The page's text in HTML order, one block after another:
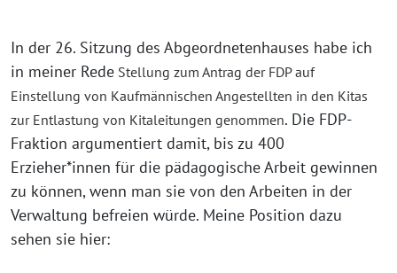
In der 26. Sitzung des Abgeordnetenhauses habe ich
in meiner Rede Stellung zum Antrag der FDP auf
Einstellung von Kaufmännischen Angestellten in den Kitas
zur Entlastung von Kitaleitungen genommen. Die FDP-
Fraktion argumentiert damit, bis zu 400
Erzieher*innen für die pädagogische Arbeit gewinnen
zu können, wenn man sie von den Arbeiten in der
Verwaltung befreien würde. Meine Position dazu
sehen sie hier: